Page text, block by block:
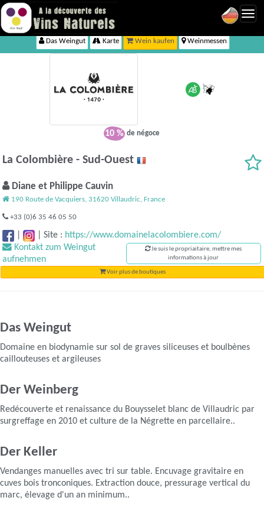
Das Weingut Karte Wein kaufen Weinmessen
10 % de négoce
La Colombière - Sud-Ouest
Diane et Philippe Cauvin
190 Route de Vacquiers, 31620 Villaudric, France
+33 (0)6 35 46 05 50
| |Site : https://www.domainelacolombiere.com/
Kontakt zum Weingut
aufnehmen
Je suis le propriaitaire, mettre mes
informations à jour
Voir plus de boutiques
Das Weingut
Domaine en biodynamie sur sol de graves siliceuses et boulbènes
caillouteuses et argileuses
Der Weinberg
Redécouverte et renaissance du Bouysselet blanc de Villaudric par
surgreffage en 2010 et culture de la Négrette en parcellaire..
Der Keller
Vendanges manuelles avec tri sur table. Encuvage gravitaire en
cuves bois tronconiques. Extraction douce, pressurage vertical du
marc, élevage d'un an minimum..